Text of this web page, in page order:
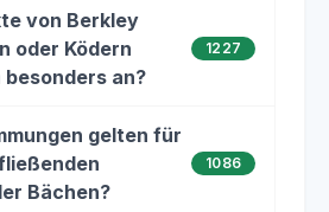
von Berkley
oder Ködern
an?
1227
gelten für
Bächen?
1086